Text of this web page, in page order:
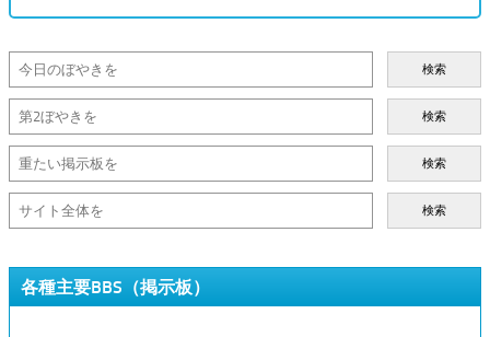
検索
検索
検索
検索
各種主要BBS（掲示板）